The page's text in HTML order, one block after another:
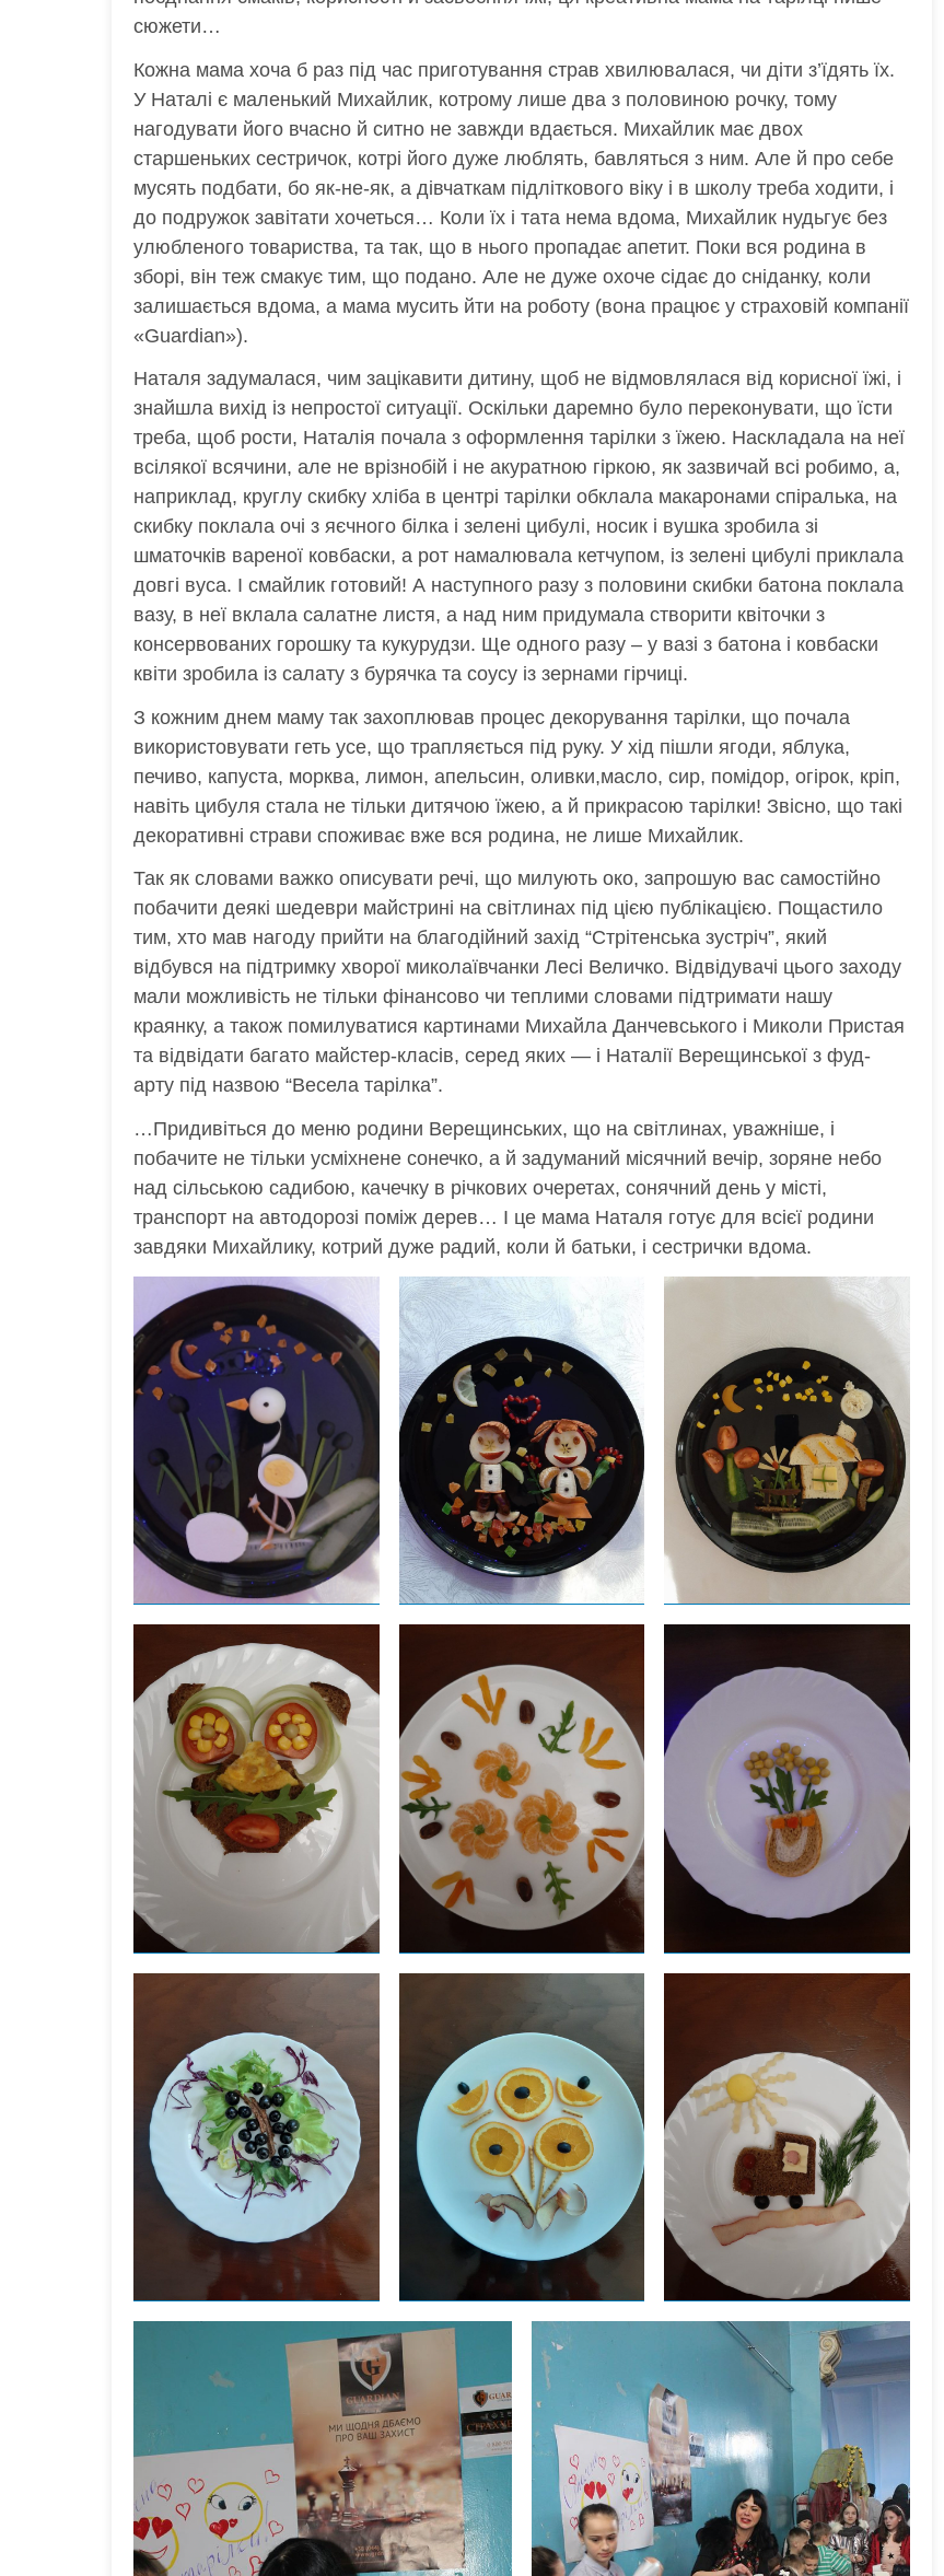
сюжети…
Кожна мама хоча б раз під час приготування страв хвилювалася, чи діти з’їдять їх.
У Наталі є маленький Михайлик, котрому лише два з половиною рочку, тому
нагодувати його вчасно й ситно не завжди вдається. Михайлик має двох
старшеньких сестричок, котрі його дуже люблять, бавляться з ним. Але й про себе
мусять подбати, бо як-не-як, а дівчаткам підліткового віку і в школу треба ходити, і
до подружок завітати хочеться… Коли їх і тата нема вдома, Михайлик нудьгує без
улюбленого товариства, та так, що в нього пропадає апетит. Поки вся родина в
зборі, він теж смакує тим, що подано. Але не дуже охоче сідає до сніданку, коли
залишається вдома, а мама мусить йти на роботу (вона працює у страховій компанії
«Guardian»).
Наталя задумалася, чим зацікавити дитину, щоб не відмовлялася від корисної їжі, і
знайшла вихід із непростої ситуації. Оскільки даремно було переконувати, що їсти
треба, щоб рости, Наталія почала з оформлення тарілки з їжею. Наскладала на неї
всілякої всячини, але не врізнобій і не акуратною гіркою, як зазвичай всі робимо, а,
наприклад, круглу скибку хліба в центрі тарілки обклала макаронами спіралька, на
скибку поклала очі з яєчного білка і зелені цибулі, носик і вушка зробила зі
шматочків вареної ковбаски, а рот намалювала кетчупом, із зелені цибулі приклала
довгі вуса. І смайлик готовий! А наступного разу з половини скибки батона поклала
вазу, в неї вклала салатне листя, а над ним придумала створити квіточки з
консервованих горошку та кукурудзи. Ще одного разу – у вазі з батона і ковбаски
квіти зробила із салату з бурячка та соусу із зернами гірчиці.
З кожним днем маму так захоплював процес декорування тарілки, що почала
використовувати геть усе, що трапляється під руку. У хід пішли ягоди, яблука,
печиво, капуста, морква, лимон, апельсин, оливки,масло, сир, помідор, огірок, кріп,
навіть цибуля стала не тільки дитячою їжею, а й прикрасою тарілки! Звісно, що такі
декоративні страви споживає вже вся родина, не лише Михайлик.
Так як словами важко описувати речі, що милують око, запрошую вас самостійно
побачити деякі шедеври майстрині на світлинах під цією публікацією. Пощастило
тим, хто мав нагоду прийти на благодійний захід “Стрітенська зустріч”, який
відбувся на підтримку хворої миколаївчанки Лесі Величко. Відвідувачі цього заходу
мали можливість не тільки фінансово чи теплими словами підтримати нашу
краянку, а також помилуватися картинами Михайла Данчевського і Миколи Пристая
та відвідати багато майстер-класів, серед яких — і Наталії Верещинської з фуд-
арту під назвою “Весела тарілка”.
…Придивіться до меню родини Верещинських, що на світлинах, уважніше, і
побачите не тільки усміхнене сонечко, а й задуманий місячний вечір, зоряне небо
над сільською садибою, качечку в річкових очеретах, сонячний день у місті,
транспорт на автодорозі поміж дерев… І це мама Наталя готує для всієї родини
завдяки Михайлику, котрий дуже радий, коли й батьки, і сестрички вдома.